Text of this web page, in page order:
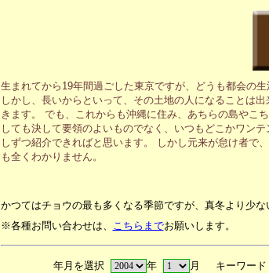
生まれてから19年間過ごした東京ですが、どうも都会の
しかし、長いからといって、その土地の人になることは
きます。 でも、これからも沖縄に住み、あちらの島やこ
しても決して要領のよいものでなく、いつもどこかワン
しずつ紹介できればと思います。 しかし元来が怠け者で
も全くわかりません。
かつてはチョウの最も多くなる季節ですが、真冬より少な
※各種お問い合わせは、 こちらまでお願いします。
年月を選択 年 月 キーワード